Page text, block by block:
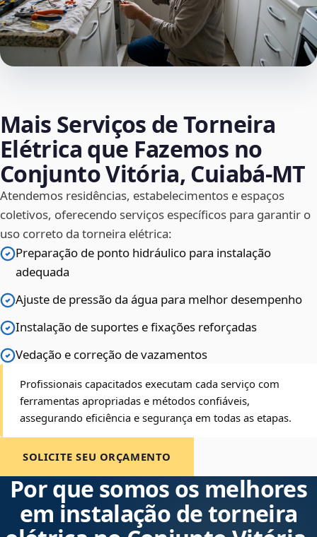
Mais Serviços de Torneira
Elétrica que Fazemos no
Conjunto Vitória, Cuiabá‑MT
Atendemos residências, estabelecimentos e espaços
coletivos, oferecendo serviços específicos para garantir o
uso correto da torneira elétrica:
Preparação de ponto hidráulico para instalação
adequada
Ajuste de pressão da água para melhor desempenho
Instalação de suportes e fixações reforçadas
Vedação e correção de vazamentos
Profissionais capacitados executam cada serviço com
ferramentas apropriadas e métodos confiáveis,
assegurando eficiência e segurança em todas as etapas.
SOLICITE SEU ORÇAMENTO
Por que somos os melhores
em instalação de torneira